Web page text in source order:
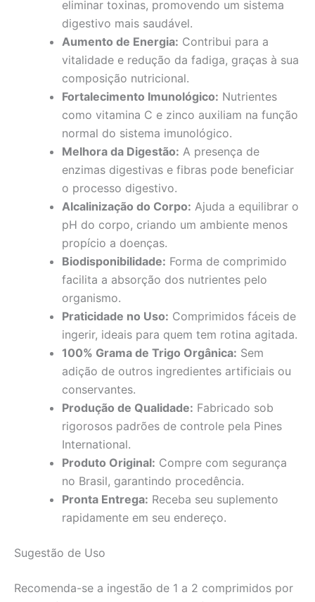
eliminar toxinas, promovendo um sistema
digestivo mais saudável.
Aumento de Energia: Contribui para a
vitalidade e redução da fadiga, graças à sua
composição nutricional.
Fortalecimento Imunológico: Nutrientes
como vitamina C e zinco auxiliam na função
normal do sistema imunológico.
Melhora da Digestão: A presença de
enzimas digestivas e fibras pode beneficiar
o processo digestivo.
Alcalinização do Corpo: Ajuda a equilibrar o
pH do corpo, criando um ambiente menos
propício a doenças.
Biodisponibilidade: Forma de comprimido
facilita a absorção dos nutrientes pelo
organismo.
Praticidade no Uso: Comprimidos fáceis de
ingerir, ideais para quem tem rotina agitada.
100% Grama de Trigo Orgânica: Sem
adição de outros ingredientes artificiais ou
conservantes.
Produção de Qualidade: Fabricado sob
rigorosos padrões de controle pela Pines
International.
Produto Original: Compre com segurança
no Brasil, garantindo procedência.
Pronta Entrega: Receba seu suplemento
rapidamente em seu endereço.
Sugestão de Uso
Recomenda-se a ingestão de 1 a 2 comprimidos por